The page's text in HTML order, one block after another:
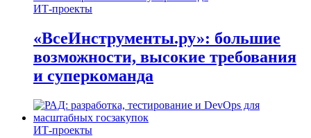
ИТ-проекты
«ВсеИнструменты.ру»: большие
возможности, высокие требования
и суперкоманда
ИТ-проекты